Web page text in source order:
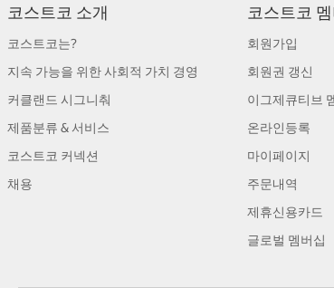
코스트코 소개
코스트코는?
지속 가능을 위한 사회적 가치 경영
커클랜드 시그니춰
제품분류 & 서비스
코스트코 커넥션
채용
코스트코
회원가입
회원권 갱신
이그제큐티브
온라인등록
마이페이지
주문내역
제휴신용카드
글로벌 멤버십